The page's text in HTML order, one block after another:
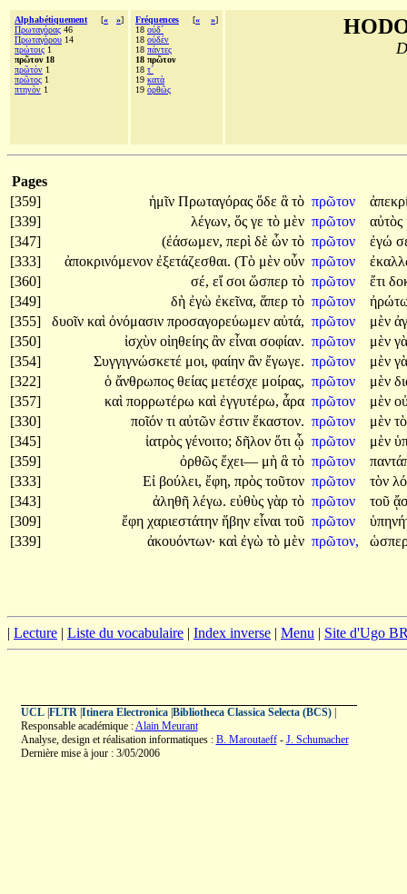
Alphabétiquement [« »]
Πρωταγόρας 46
Πρωταγόρου 14
πρώτοις 1
πρῶτον 18
πρῶτόν 1
πρῶτος 1
πτηνὸν 1
Fréquences [« »]
18 οὐδ´
18 οὐδὲν
18 πάντες
18 πρῶτον
18 τ´
19 κατὰ
19 ὀρθῶς
Pages
[359]
ἡμῖν Πρωταγόρας ὅδε ἃ τὸ πρῶτον
[339]
λέγων, ὅς γε τὸ μὲν πρῶτον αὐτὸς
[347]
(ἐάσωμεν, περὶ δὲ ὧν τὸ πρῶτον ἐγώ
[333]
ἀποκρινόμενον ἐξετάζεσθαι. (Τὸ μὲν οὖν πρῶτον
[360]
σέ, εἴσοι ὥσπερ τὸ πρῶτον ἔτι
[349]
δὴ ἐγὼ ἐκεῖνα, ἅπερ τὸ πρῶτον
[355]
δυοῖν καὶ ὀνόμασιν προσαγορεύωμεν αὐτά, πρῶτον μὲν
[350]
ἰσχὺν οἰηθείης ἂν εἶναι σοφίαν. πρῶτον μὲν
[354]
Συγγιγνώσκετέ μοι, φαίην ἂν ἔγωγε. πρῶτον μὲν
[322]
ὁ ἄνθρωπος θείας μετέσχε μοίρας, πρῶτον μὲν
[357]
καὶ πορρωτέρω καὶ ἐγγυτέρω, ἆρα πρῶτον μὲν
[330]
ποῖόν τι αὐτῶν ἐστιν ἕκαστον. πρῶτον μὲν
[345]
ἰατρὸς γένοιτο; δῆλον ὅτι ᾧ πρῶτον μὲν
[359]
ὀρθῶς ἔχει— μὴ ἃ τὸ πρῶτον
[333]
Εἰ βούλει, ἔφη, πρὸς τοῦτον πρῶτον τὸν
[343]
ἀληθῆ λέγω. εὐθὺς γὰρ τὸ πρῶτον τοῦ
[309]
ἔφη χαριεστάτην ἥβην εἶναι τοῦ πρῶτον
[339]
ἀκουόντων· καὶ ἐγὼ τὸ μὲν πρῶτον,
| Lecture | Liste du vocabulaire | Index inverse | Menu | Site d'Ugo
UCL| FLTR| Itinera Electronica| Bibliotheca Classica Selecta (BCS)|
Responsable académique :Alain Meurant
Analyse, design et réalisation informatiques : B. Maroutaeff- J. Schumacher
Dernière mise à jour : 3/05/2006